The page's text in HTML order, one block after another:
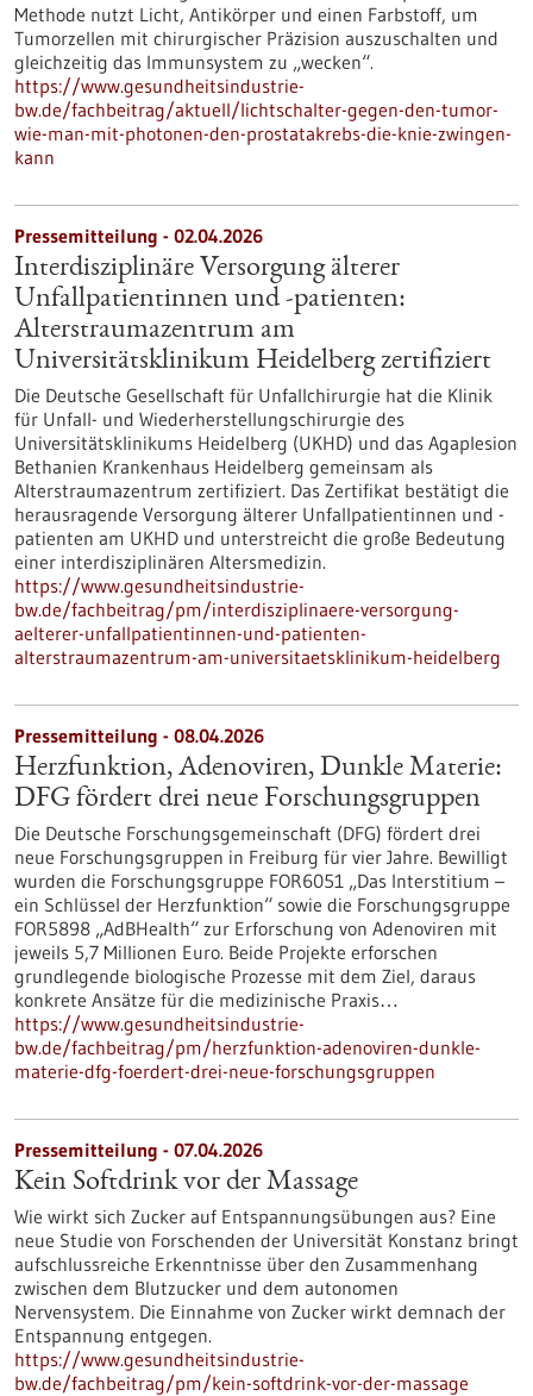
Methode nutzt Licht, Antikörper und einen Farbstoff, um
Tumorzellen mit chirurgischer Präzision auszuschalten und
gleichzeitig das Immunsystem zu „wecken“.
https://www.gesundheitsindustrie-
bw.de/fachbeitrag/aktuell/lichtschalter-gegen-den-tumor-
wie-man-mit-photonen-den-prostatakrebs-die-knie-zwingen-
kann
Pressemitteilung - 02.04.2026
Interdisziplinäre Versorgung älterer
Unfallpatientinnen und -patienten:
Alterstraumazentrum am
Universitätsklinikum Heidelberg zertifiziert
Die Deutsche Gesellschaft für Unfallchirurgie hat die Klinik
für Unfall- und Wiederherstellungschirurgie des
Universitätsklinikums Heidelberg (UKHD) und das Agaplesion
Bethanien Krankenhaus Heidelberg gemeinsam als
Alterstraumazentrum zertifiziert. Das Zertifikat bestätigt die
herausragende Versorgung älterer Unfallpatientinnen und -
patienten am UKHD und unterstreicht die große Bedeutung
einer interdisziplinären Altersmedizin.
https://www.gesundheitsindustrie-
bw.de/fachbeitrag/pm/interdisziplinaere-versorgung-
aelterer-unfallpatientinnen-und-patienten-
alterstraumazentrum-am-universitaetsklinikum-heidelberg
Pressemitteilung - 08.04.2026
Herzfunktion, Adenoviren, Dunkle Materie:
DFG fördert drei neue Forschungsgruppen
Die Deutsche Forschungsgemeinschaft (DFG) fördert drei
neue Forschungsgruppen in Freiburg für vier Jahre. Bewilligt
wurden die Forschungsgruppe FOR6051 „Das Interstitium –
ein Schlüssel der Herzfunktion“ sowie die Forschungsgruppe
FOR5898 „AdBHealth“ zur Erforschung von Adenoviren mit
jeweils 5,7 Millionen Euro. Beide Projekte erforschen
grundlegende biologische Prozesse mit dem Ziel, daraus
konkrete Ansätze für die medizinische Praxis…
https://www.gesundheitsindustrie-
bw.de/fachbeitrag/pm/herzfunktion-adenoviren-dunkle-
materie-dfg-foerdert-drei-neue-forschungsgruppen
Pressemitteilung - 07.04.2026
Kein Softdrink vor der Massage
Wie wirkt sich Zucker auf Entspannungsübungen aus? Eine
neue Studie von Forschenden der Universität Konstanz bringt
aufschlussreiche Erkenntnisse über den Zusammenhang
zwischen dem Blutzucker und dem autonomen
Nervensystem. Die Einnahme von Zucker wirkt demnach der
Entspannung entgegen.
https://www.gesundheitsindustrie-
bw.de/fachbeitrag/pm/kein-softdrink-vor-der-massage